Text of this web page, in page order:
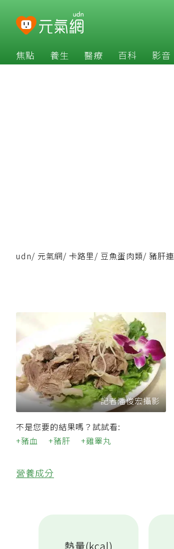
焦點 養生 醫療 百科 影音
udn/ 元氣網/ 卡路里/ 豆魚蛋肉類/ 豬肝連
記者潘俊宏攝影
不是您要的結果嗎？試試看:
豬血
豬肝 雞睪丸
營養成分
熱量(kcal)